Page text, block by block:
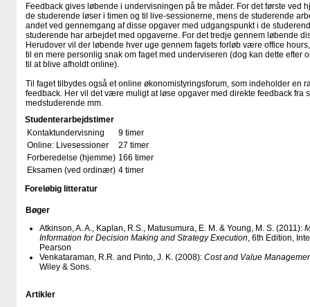
Feedback gives løbende i undervisningen på tre måder. For det første ved
de studerende løser i timen og til live-sessionerne, mens de studerende
andet ved gennemgang af disse opgaver med udgangspunkt i de
studerende har arbejdet med opgaverne. For det tredje gennem løbende
Herudover vil der løbende hver uge gennem fagets forløb være office
til en mere personlig snak om faget med underviseren (dog kan dette efter
til at blive afholdt online).
Til faget tilbydes også et online økonomistyringsforum, som indeholder en
feedback. Her vil det være muligt at løse opgaver med direkte feedback fra
medstuderende mm.
Studenterarbejdstimer
Kontaktundervisning
9 timer
Online: Livesessioner
27 timer
Forberedelse (hjemme) 166 timer
Eksamen (ved ordinær) 4 timer
Foreløbig litteratur
Bøger
Atkinson, A. A., Kaplan, R.S., Matusumura, E. M. & Young, M. S. (2011):
Information for Decision Making and Strategy Execution, 6th Edition,
Pearson
Venkataraman, R.R. and Pinto, J. K. (2008): Cost and Value
Wiley & Sons.
Artikler